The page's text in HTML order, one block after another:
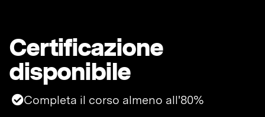
Certificazione
disponibile
Completa il corso almeno all'80%